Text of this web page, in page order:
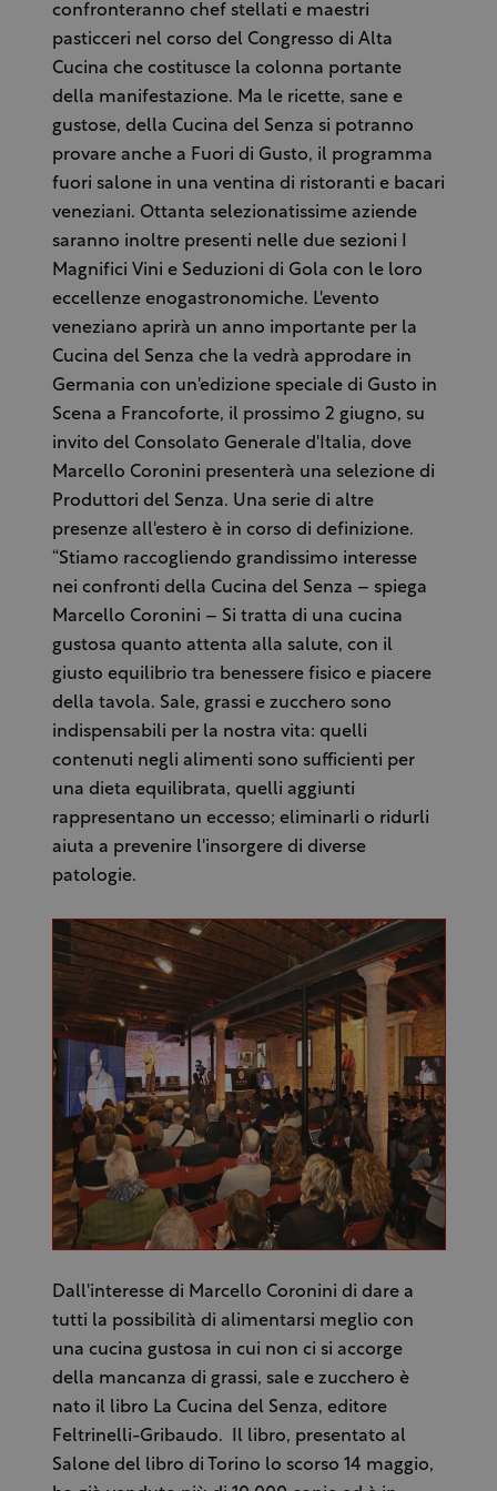
confronteranno chef stellati e maestri
pasticceri nel corso del Congresso di Alta
Cucina che costitusce la colonna portante
della manifestazione. Ma le ricette, sane e
gustose, della Cucina del Senza si potranno
provare anche a Fuori di Gusto, il programma
fuori salone in una ventina di ristoranti e bacari
veneziani. Ottanta selezionatissime aziende
saranno inoltre presenti nelle due sezioni I
Magnifici Vini e Seduzioni di Gola con le loro
eccellenze enogastronomiche. L'evento
veneziano aprirà un anno importante per la
Cucina del Senza che la vedrà approdare in
Germania con un'edizione speciale di Gusto in
Scena a Francoforte, il prossimo 2 giugno, su
invito del Consolato Generale d'Italia, dove
Marcello Coronini presenterà una selezione di
Produttori del Senza. Una serie di altre
presenze all'estero è in corso di definizione.
“Stiamo raccogliendo grandissimo interesse
nei confronti della Cucina del Senza – spiega
Marcello Coronini – Si tratta di una cucina
gustosa quanto attenta alla salute, con il
giusto equilibrio tra benessere fisico e piacere
della tavola. Sale, grassi e zucchero sono
indispensabili per la nostra vita: quelli
contenuti negli alimenti sono sufficienti per
una dieta equilibrata, quelli aggiunti
rappresentano un eccesso; eliminarli o ridurli
aiuta a prevenire l'insorgere di diverse
patologie.
Dall'interesse di Marcello Coronini di dare a
tutti la possibilità di alimentarsi meglio con
una cucina gustosa in cui non ci si accorge
della mancanza di grassi, sale e zucchero è
nato il libro La Cucina del Senza, editore
Feltrinelli-Gribaudo. Il libro, presentato al
Salone del libro di Torino lo scorso 14 maggio,